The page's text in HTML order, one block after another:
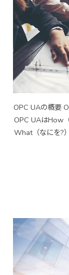
OPC UAの概要
OPC UAはHow
What（なにを?